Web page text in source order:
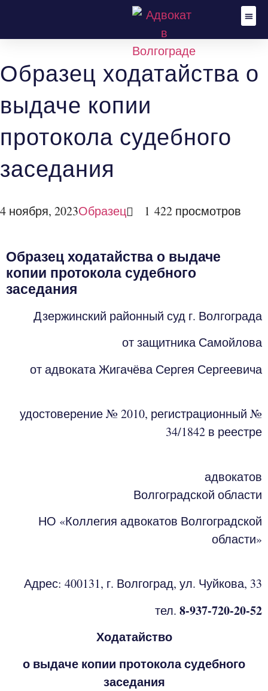
Образец ходатайства о
выдаче копии
протокола судебного
заседания
4 ноября, 2023Образец 1 422 просмотров
Образец ходатайства о выдаче
копии протокола судебного
заседания
Дзержинский районный суд г. Волгограда
от защитника Самойлова
от адвоката Жигачёва Сергея Сергеевича
удостоверение № 2010, регистрационный №
34/1842 в реестре
адвокатов
Волгоградской области
НО «Коллегия адвокатов Волгоградской
области»
Адрес: 400131, г. Волгоград, ул. Чуйкова, 33
тел. 8-937-720-20-52
Ходатайство
о выдаче копии протокола судебного
заседания